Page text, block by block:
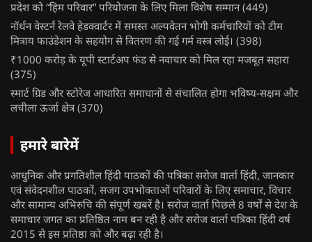
प्रदेश को “हिम परिवार” परियोजना के लिए मिला विशेष सम्मान (449)
नॉर्थन वेस्टर्न रेलवे हेडक्वार्टर में समस्त अल्पवेतन भोगी कर्मचारियों को टीम
मित्राय फाउंडेशन के सहयोग से वितरण की गई गर्म वस्त्र लोई। (398)
₹1000 करोड़ के यूपी स्टार्टअप फंड से नवाचार को मिल रहा मजबूत सहारा
(375)
स्मार्ट ग्रिड और स्टोरेज आधारित समाधानों से संचालित होगा भविष्य-सक्षम और
लचीला ऊर्जा क्षेत्र (370)
हमारे बारेमें
आधुनिक और प्रगतिशील हिंदी पाठकों की पत्रिका सरोज वार्ता हिंदी, जानकार
एवं संवेदनशील पाठकों, सजग उपभोक्ताओं परिवारों के लिए समाचार, विचार
और सामान्य अभिरुचि की संपूर्ण खबरें है। सरोज वार्ता पिछले 8 वर्षों से देश के
समाचार जगत का प्रतिष्ठित नाम बन रही है और सरोज वार्ता पत्रिका हिंदी वर्ष
2015 से इस प्रतिष्ठा को और बढ़ा रही है।